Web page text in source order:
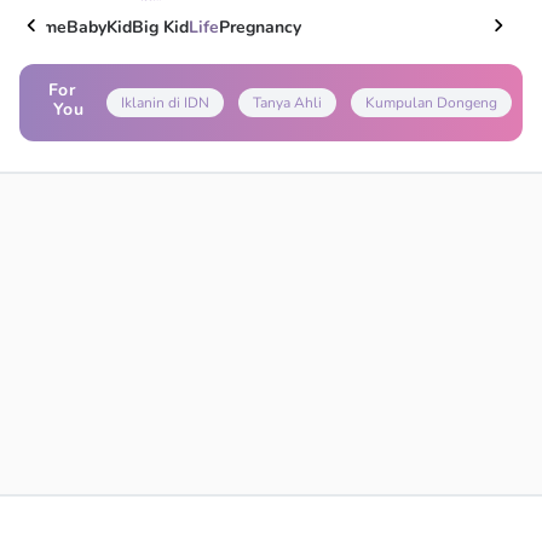
HomeBabyKidBig KidLifePregnancy
For
You
Iklanin di IDN Tanya Ahli Kumpulan Dongeng